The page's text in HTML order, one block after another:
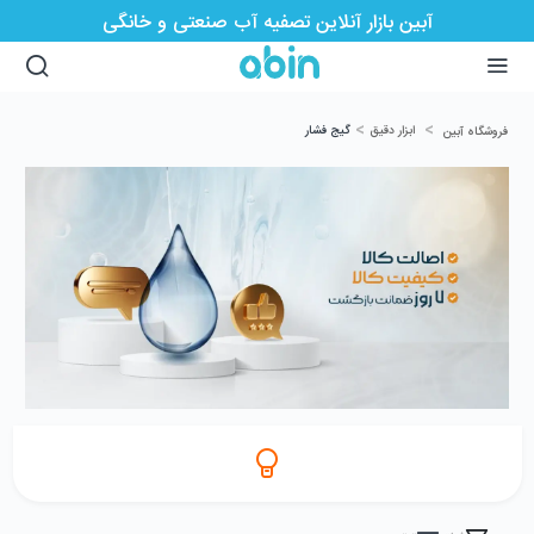
آبین بازار آنلاین تصفیه آب صنعتی و خانگی
فروشگاه آبین > ابزار دقیق > گیج فشار